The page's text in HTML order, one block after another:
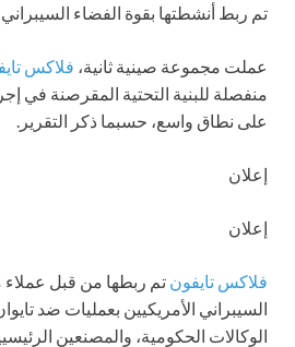
تم ربط أنشطتها بقوة الفضاء
عملت مجموعة صينية ثانية، فلاكس
منفصلة للبنية التحتية المقرصنة في
على نطاق واسع، حسبما ذكر التقرير.
إعلان
إعلان
فلاكس تايفون تم ربطها من قبل
السيبراني الأمريكيين بعمليات ضد
الوكالات الحكومية، والمصنعين